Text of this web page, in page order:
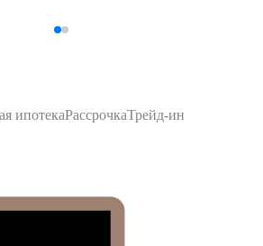
ипотекаРассрочкаТрейд-ин